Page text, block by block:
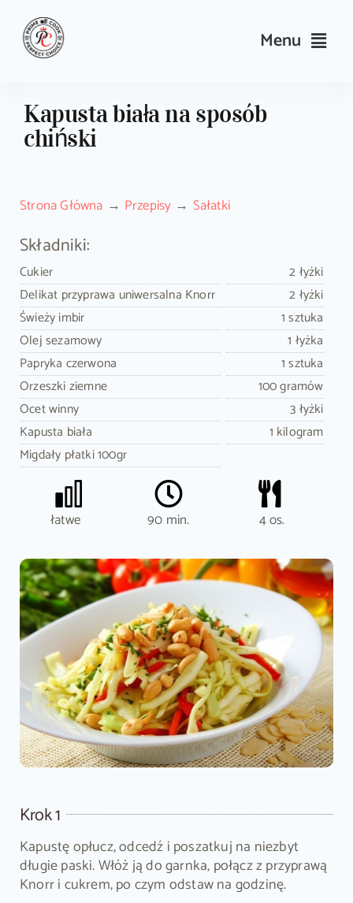
content
Menu
Wyposażenie
Search
Sklep PrimeCook
Kapusta biała na sposób
chiński
Strona Główna Przepisy Sałatki
Składniki:
Cukier
2 łyżki
Delikat przyprawa uniwersalna Knorr
2 łyżki
Świeży imbir
1 sztuka
Olej sezamowy
1 łyżka
Papryka czerwona
1 sztuka
Orzeszki ziemne
100 gramów
Ocet winny
3 łyżki
Kapusta biała
1 kilogram
Migdały płatki 100gr
łatwe 90 min. 4 os.
Krok 1
Kapustę opłucz, odcedź i poszatkuj na niezbyt
długie paski. Włóż ją do garnka, połącz z przyprawą
Knorr i cukrem, po czym odstaw na godzinę.